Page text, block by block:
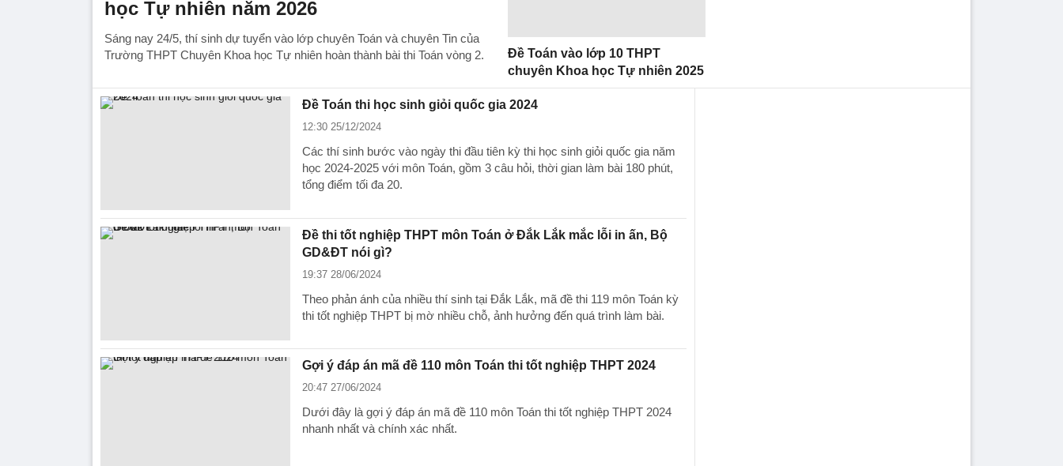
học Tự nhiên năm 2026
Sáng nay 24/5, thí sinh dự tuyển vào lớp chuyên Toán và chuyên Tin của
Trường THPT Chuyên Khoa học Tự nhiên hoàn thành bài thi Toán vòng 2.
Đề Toán vào lớp 10 THPT
chuyên Khoa học Tự nhiên 2025
Đề Toán thi học sinh giỏi quốc gia 2024
12:30 25/12/2024
Các thí sinh bước vào ngày thi đầu tiên kỳ thi học sinh giỏi quốc gia năm
học 2024-2025 với môn Toán, gồm 3 câu hỏi, thời gian làm bài 180 phút,
tổng điểm tối đa 20.
Đề thi tốt nghiệp THPT môn Toán ở Đắk Lắk mắc lỗi in ấn, Bộ
GD&ĐT nói gì?
19:37 28/06/2024
Theo phản ánh của nhiều thí sinh tại Đắk Lắk, mã đề thi 119 môn Toán kỳ
thi tốt nghiệp THPT bị mờ nhiều chỗ, ảnh hưởng đến quá trình làm bài.
Gợi ý đáp án mã đề 110 môn Toán thi tốt nghiệp THPT 2024
20:47 27/06/2024
Dưới đây là gợi ý đáp án mã đề 110 môn Toán thi tốt nghiệp THPT 2024
nhanh nhất và chính xác nhất.